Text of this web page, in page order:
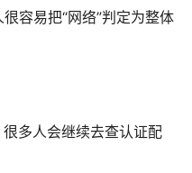
容易把“网络”判定为整体
多人会继续去查认证配